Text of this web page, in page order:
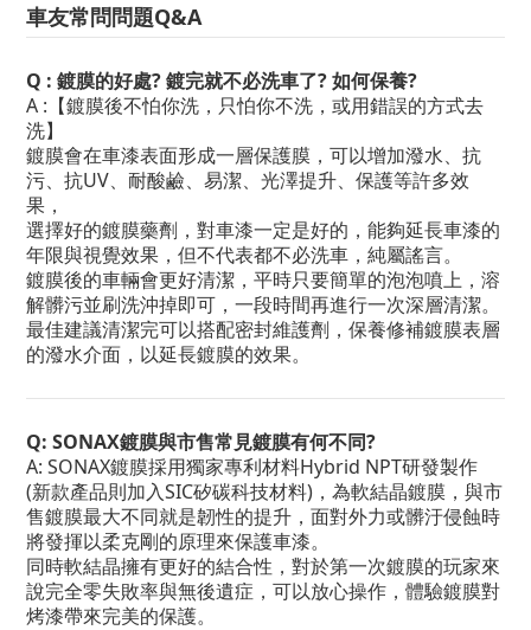
車友常問問題Q&A
Q : 鍍膜的好處? 鍍完就不必洗車了? 如何保養?
A :【鍍膜後不怕你洗，只怕你不洗，或用錯誤的方式去
洗】
鍍膜會在車漆表面形成一層保護膜，可以增加潑水、抗
污、抗UV、耐酸鹼、易潔、光澤提升、保護等許多效
果，
選擇好的鍍膜藥劑，對車漆一定是好的，能夠延長車漆的
年限與視覺效果，但不代表都不必洗車，純屬謠言。
鍍膜後的車輛會更好清潔，平時只要簡單的泡泡噴上，溶
解髒污並刷洗沖掉即可， 一段時間再進行一次深層清潔。
最佳建議清潔完可以搭配密封維護劑，保養修補鍍膜表層
的潑水介面，以延長鍍膜的效果。
Q: SONAX鍍膜與市售常見鍍膜有何不同?
A: SONAX鍍膜採用獨家專利材料Hybrid NPT研發製作
(新款產品則加入SIC矽碳科技材料)，為軟結晶鍍膜，與市
售鍍膜最大不同就是韌性的提升，面對外力或髒汙侵蝕時
將發揮以柔克剛的原理來保護車漆。
同時軟結晶擁有更好的結合性，對於第一次鍍膜的玩家來
說完全零失敗率與無後遺症，可以放心操作，體驗鍍膜對
烤漆帶來完美的保護。